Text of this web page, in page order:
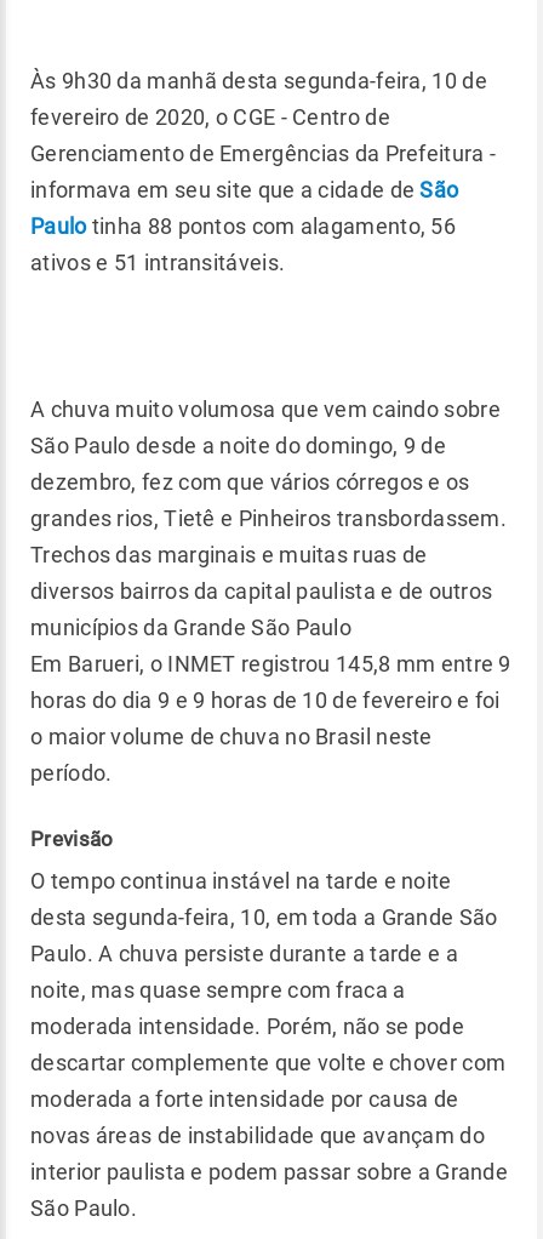
Às 9h30 da manhã desta segunda-feira, 10 de
fevereiro de 2020, o CGE - Centro de
Gerenciamento de Emergências da Prefeitura -
informava em seu site que a cidade deSão
Paulotinha 88 pontos com alagamento, 56
ativos e 51 intransitáveis.
A chuva muito volumosa que vem caindo sobre
São Paulo desde a noite do domingo, 9 de
dezembro, fez com que vários córregos e os
grandes rios, Tietê e Pinheiros transbordassem.
Trechos das marginais e muitas ruas de
diversos bairros da capital paulista e de outros
municípios da Grande São Paulo
Em Barueri, o INMET registrou 145,8 mm entre 9
horas do dia 9 e 9 horas de 10 de fevereiro e foi
o maior volume de chuva no Brasil neste
período.
Previsão
O tempo continua instável na tarde e noite
desta segunda-feira, 10, em toda a Grande São
Paulo. A chuva persiste durante a tarde e a
noite, mas quase sempre com fraca a
moderada intensidade. Porém, não se pode
descartar complemente que volte e chover com
moderada a forte intensidade por causa de
novas áreas de instabilidade que avançam do
interior paulista e podem passar sobre a Grande
São Paulo.